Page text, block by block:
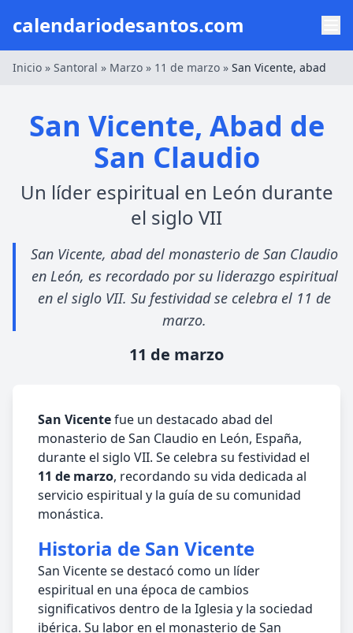
calendariodesantos.com
Inicio » Santoral » Marzo » 11 de marzo » San Vicente, abad
San Vicente, Abad de
San Claudio
Un líder espiritual en León durante
el siglo VII
San Vicente, abad del monasterio de San Claudio
en León, es recordado por su liderazgo espiritual
en el siglo VII. Su festividad se celebra el 11 de
marzo.
11 de marzo
San Vicentefue un destacado abad del
monasterio de San Claudio en León, España,
durante el siglo VII. Se celebra su festividad el
11 de marzo, recordando su vida dedicada al
servicio espiritual y la guía de su comunidad
monástica.
Historia de San Vicente
San Vicente se destacó como un líder
espiritual en una época de cambios
significativos dentro de la Iglesia y la sociedad
ibérica. Su labor en el monasterio de San